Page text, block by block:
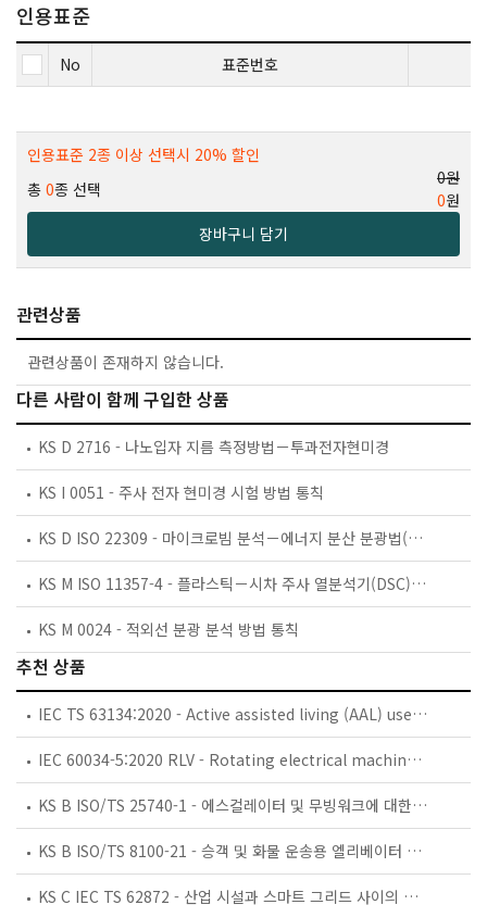
인용표준
No 표준번호
인용표준 2종 이상 선택시 20% 할인
총 0종 선택
0원
0원
장바구니 담기
관련상품
관련상품이 존재하지 않습니다.
다른 사람이 함께 구입한 상품
KS D 2716 - 나노입자 지름 측정방법－투과전자현미경
KS I 0051 - 주사 전자 현미경 시험 방법 통칙
KS D ISO 22309 - 마이크로빔 분석－에너지 분산 분광법(EDS)을 이용한 정량 분석
KS M ISO 11357-4 - 플라스틱－시차 주사 열분석기(DSC)－제4부：비열 용량 측정
KS M 0024 - 적외선 분광 분석 방법 통칙
추천 상품
IEC TS 63134:2020 - Active assisted living (AAL) use cases
IEC 60034-5:2020 RLV - Rotating electrical machines - Part 5: Degrees of protection provided by the integral design of rotating electrical machines (IP code) - Classification
KS B ISO/TS 25740-1 - 에스컬레이터 및 무빙워크에 대한 안전요건 — 제1부: 세계공통 필수 안전요건(GESRs)
KS B ISO/TS 8100-21 - 승객 및 화물 운송용 엘리베이터 —제21부: 세계공통 필수안전요건(GESRs)을 충족하는 세계공통 안전 파라미터(GSPs)
KS C IEC TS 62872 - 산업 시설과 스마트 그리드 사이의 산업 공정 측정, 제어 및 자동화 시스템 인터페이스